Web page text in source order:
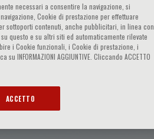
necessari a consentire la navigazione, si
Cookie di prestazione per effettuare
sottoporti contenuti, anche pubblicitari, in linea con
questo e su altri siti ed automaticamente rilevate
i Cookie funzionali, i Cookie di prestazione, i
AGGIUNTIVE. Cliccando ACCETTO
ACCETTO